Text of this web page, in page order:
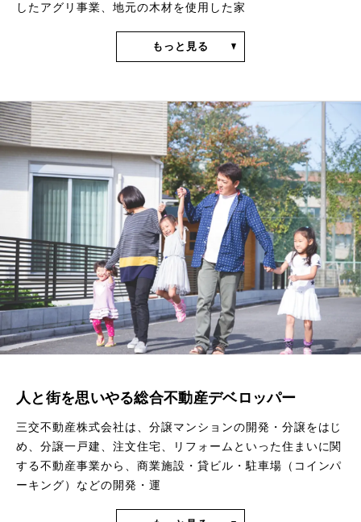
したアグリ事業、地元の木材を使用した家
もっと見る
人と街を思いやる総合不動産デベロッパー
三交不動産株式会社は、分譲マンションの開発・分譲をはじ
め、分譲一戸建、注文住宅、リフォームといった住まいに関
する不動産事業から、商業施設・貸ビル・駐車場（コインパ
ーキング）などの開発・運